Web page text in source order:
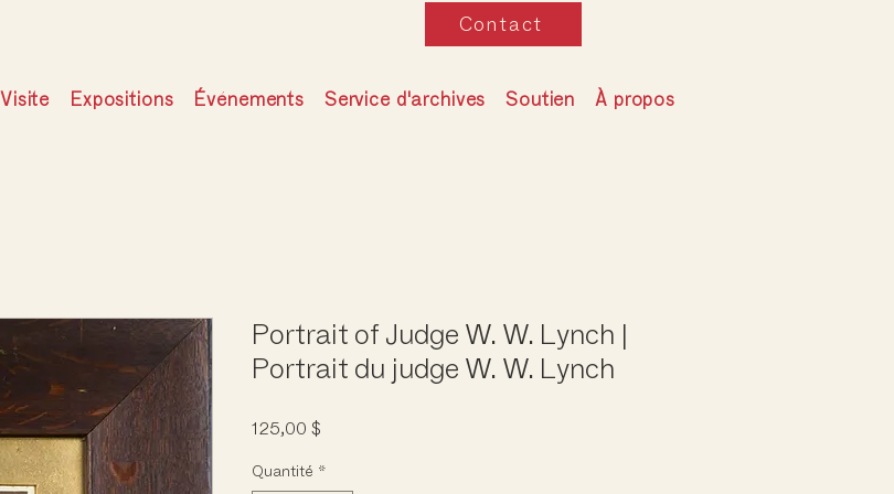
Visite Expositions Événements Service d'archives Soutien À propos
Contact
Portrait of Judge W. W. Lynch |
Portrait du judge W. W. Lynch
125,00 $
Quantité *